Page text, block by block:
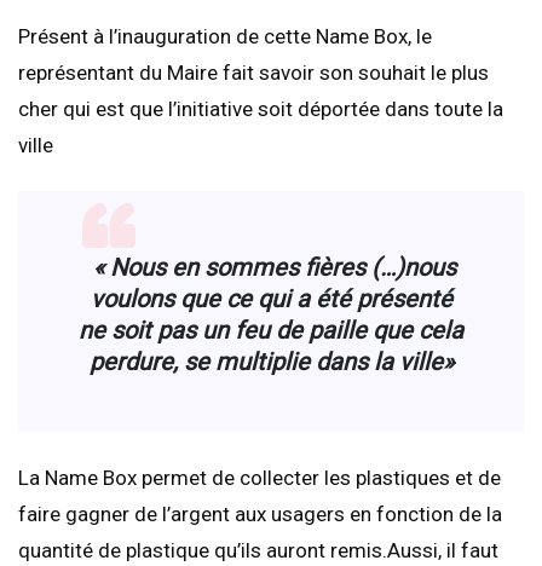
Présent à l’inauguration de cette Name Box, le
représentant du Maire fait savoir son souhait le plus
cher qui est que l’initiative soit déportée dans toute la
ville
« Nous en sommes fières (…)nous
voulons que ce qui a été présenté
ne soit pas un feu de paille que cela
perdure, se multiplie dans la ville»
La Name Box permet de collecter les plastiques et de
faire gagner de l’argent aux usagers en fonction de la
quantité de plastique qu’ils auront remis.Aussi, il faut